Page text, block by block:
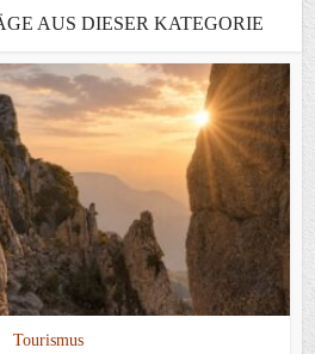
AUS DIESER KATEGORIE
Tourismus